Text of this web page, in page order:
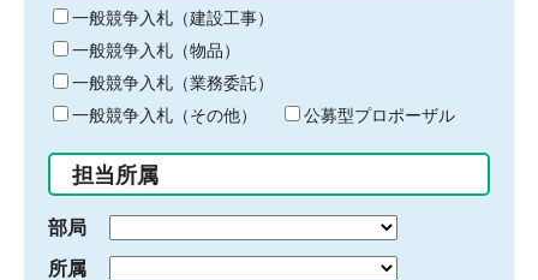
キ
ー
ワ
ー
ド
入
力
一般競争入札（建設工事）
一般競争入札（物品）
一般競争入札（業務委託）
一般競争入札（その他）
公募型プロポーザル
担当所属
部局
所属